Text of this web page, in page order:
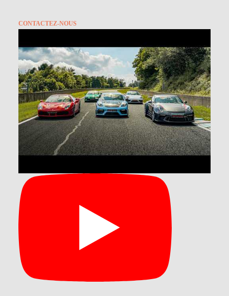
CONTACTEZ-NOUS